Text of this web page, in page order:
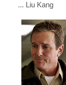
... Liu Kang